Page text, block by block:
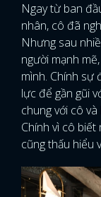
Ngay từ ban
nhân, cô đã
Nhưng sau
người mạnh
mình. Chính sự
lực để gần gũi
chung với cô
Chính vì cô
cũng thấu hiểu